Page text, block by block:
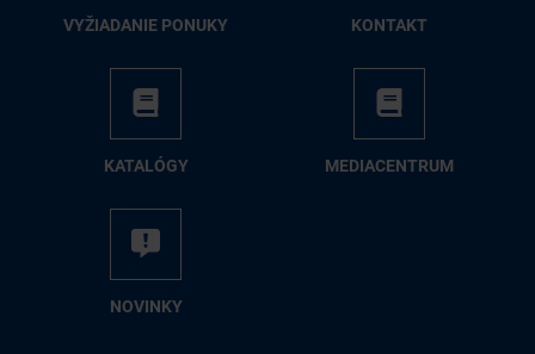
VY­ŽIA­DA­NIE PO­NU­KY KON­TAKT
KA­TA­LÓ­GY ME­DIA­CEN­TRUM
NO­VIN­KY